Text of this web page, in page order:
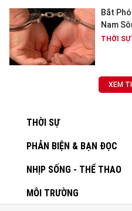
Bắt
Nam
THỜI SỰ
XEM
THỜI SỰ
PHẢN BIỆN & BẠN ĐỌC
NHỊP SỐNG - THỂ THAO
MÔI TRƯỜNG